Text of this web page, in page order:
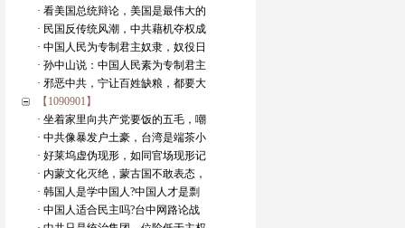
· 看美国总统辩论，美国是最伟大的
· 民国反传统风潮，中共藉机夺权成
· 中国人民为专制君主奴隶，奴役日
· 孙中山说：中国人民素为专制君主
· 邪恶中共，宁让百姓缺粮，都要大
【1090901】
· 坐着家里向共产党要饭的五毛，嘲
· 中共像暴发户土豪，台湾是端茶小
· 好莱坞虚伪现形，如同官场现形记
· 内蒙文化灭绝，蒙古国不敢表态，
· 韩国人是学中国人?中国人才是剽
· 中国人适合民主吗?台中网路论战